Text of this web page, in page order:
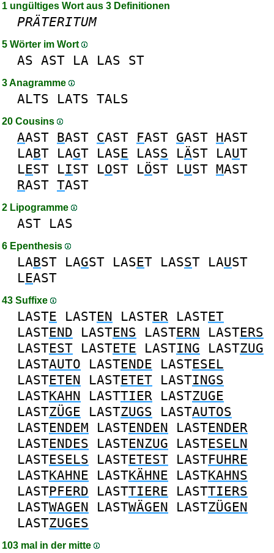
1 ungültiges Wort aus 3 Definitionen
PRÄTERITUM
5 Wörter im Wort
AS AST LA LAS ST
3 Anagramme
ALTS LATS TALS
20 Cousins
AAST BAST CAST FAST GAST HAST
LABT LAGT LASE LASS LÄST LAUT
LEST LIST LOST LÖST LUST MAST
RAST TAST
2 Lipogramme
AST LAS
6 Epenthesis
LABST LAGST LASET LASST LAUST
LEAST
43 Suffixe
LASTE LASTEN LASTER LASTET
LASTEND LASTENS LASTERN LASTERS
LASTEST LASTETE LASTING LASTZUG
LASTAUTO LASTENDE LASTESEL
LASTETEN LASTETET LASTINGS
LASTKAHN LASTTIER LASTZUGE
LASTZÜGE LASTZUGS LASTAUTOS
LASTENDEM LASTENDEN LASTENDER
LASTENDES LASTENZUG LASTESELN
LASTESELS LASTETEST LASTFUHRE
LASTKAHNE LASTKÄHNE LASTKAHNS
LASTPFERD LASTTIERE LASTTIERS
LASTWAGEN LASTWÄGEN LASTZÜGEN
LASTZUGES
103 mal in der mitte